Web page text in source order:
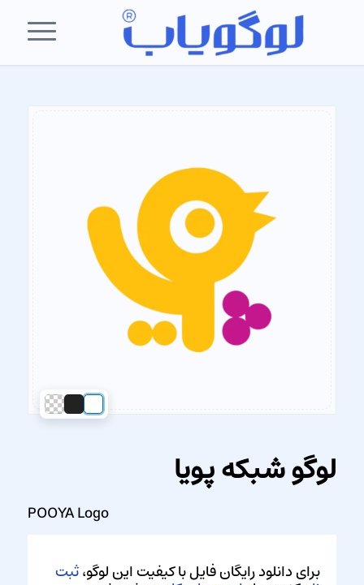
لوگو شبکه پویا
POOYA Logo
برای دانلود رایگان فایل با کیفیت این لوگو،ثبت